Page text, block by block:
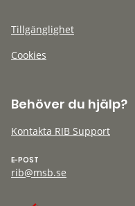
Tillgänglighet
Cookies
Behöver du hjälp?
Kontakta RIB Support
E-POST
rib@msb.se